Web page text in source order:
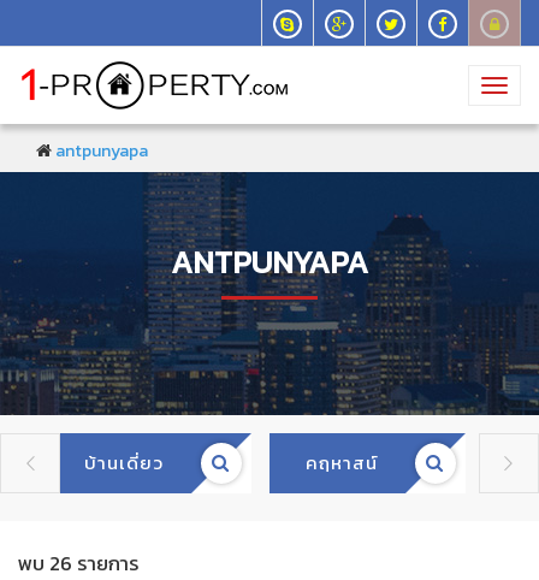
antpunyapa
ANTPUNYAPA
 บ้านเดี่ยว คฤหาสน์ 
พบ 26 รายการ